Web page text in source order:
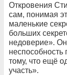
Откровения
сам, понимая
маленькие
больших
недоверие». Он
неспособность
тому, что ещё
участь».